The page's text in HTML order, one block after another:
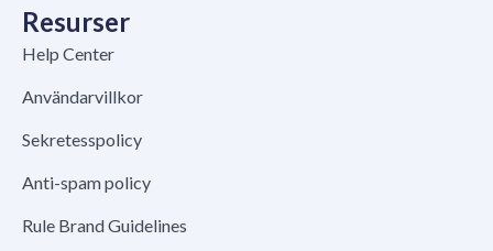
Resurser
Help Center
Användarvillkor
Sekretesspolicy
Anti-spam policy
Rule Brand Guidelines